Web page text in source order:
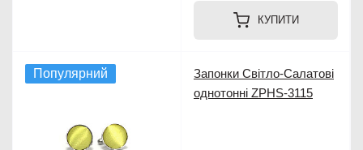
КУПИТИ
Популярний
Запонки Світло-Салатові
однотонні ZPHS-3115